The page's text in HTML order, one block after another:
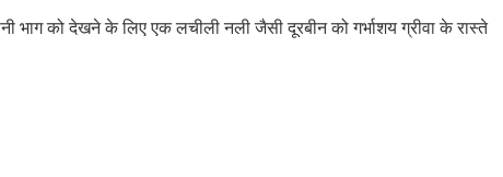
भाग को देखने के लिए एक लचीली नली जैसी दूरबीन को गर्भाशय ग्रीवा के रास्ते